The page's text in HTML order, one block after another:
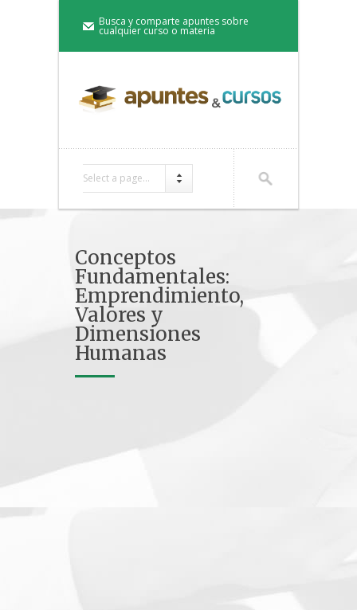
Busca y comparte apuntes sobre
cualquier curso o materia
Select a page...
Conceptos
Fundamentales:
Emprendimiento,
Valores y
Dimensiones
Humanas